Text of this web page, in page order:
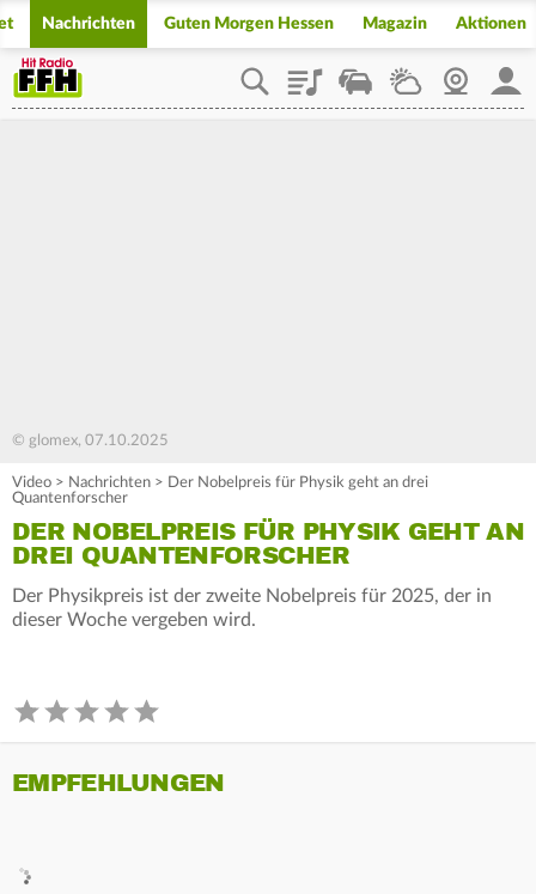
Nachrichten Guten Morgen Hessen Magazin Aktionen
PlaylistStaupilotWetterWebcam
© glomex, 07.10.2025
Video > Nachrichten > Der Nobelpreis für Physik geht an drei
Quantenforscher
DER NOBELPREIS FÜR PHYSIK GEHT AN
DREI QUANTENFORSCHER
Der Physikpreis ist der zweite Nobelpreis für 2025, der in
dieser Woche vergeben wird.
EMPFEHLUNGEN